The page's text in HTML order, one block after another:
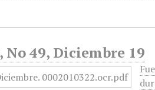
49, Diciembre 19